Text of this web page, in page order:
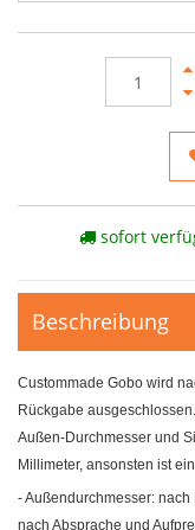
sofort
Beschreibung
Custommade Gobo wird
Rückgabe ausgeschlossen.
Außen-Durchmesser und
Millimeter, ansonsten ist
- Außendurchmesser:
nach Absprache und